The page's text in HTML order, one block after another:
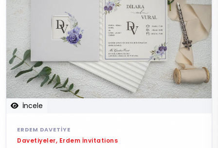
İncele
ERDEM DAVETIYE
Davetiyeler, Erdem İnvitations